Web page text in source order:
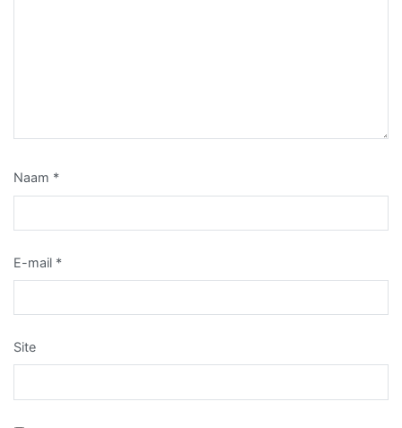
Naam *
E-mail *
Site